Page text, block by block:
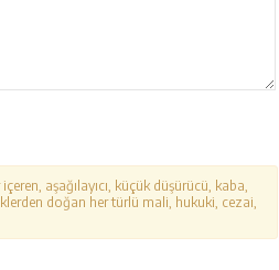
aşağılayıcı, küçük düşürücü, kaba,
doğan her türlü mali, hukuki, cezai,